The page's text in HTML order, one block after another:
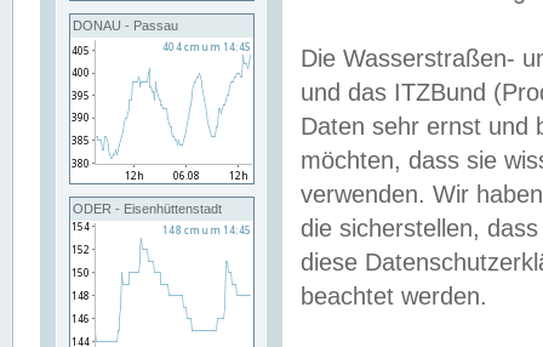
DONAU - Passau
ODER - Eisenhüttenstadt
Die Wasserstraßen-
und das ITZBund
Daten sehr ernst und
möchten, dass sie
verwenden. Wir
die sicherstellen,
diese
beachtet werden.